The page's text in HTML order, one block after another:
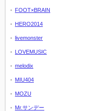
FOOT×BRAIN
HERO2014
livemonster
LOVEMUSIC
melodix
MIU404
MOZU
Mr.サンデー